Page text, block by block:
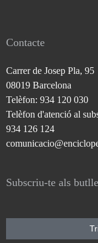
Contacte
Carrer de Josep Pla, 95
08019 Barcelona
Telèfon: 934 120 030
Telèfon d'atenció al
934 126 124
Subscriu-te als